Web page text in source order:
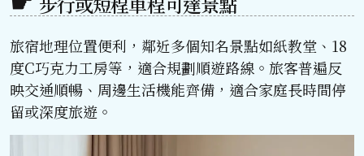
旅宿地理位置便利，鄰近多個知名景點如紙教堂、18
度C巧克力工房等，適合規劃順遊路線。旅客普遍反
映交通順暢、周邊生活機能齊備，適合家庭長時間停
留或深度旅遊。